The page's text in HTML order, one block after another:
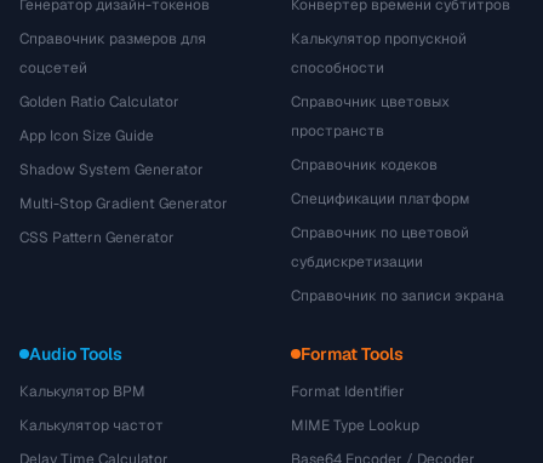
Генератор дизайн-токенов
Справочник размеров для
соцсетей
Golden Ratio Calculator
App Icon Size Guide
Shadow System Generator
Multi-Stop Gradient Generator
CSS Pattern Generator
Конвертер времени субтитров
Калькулятор пропускной
способности
Справочник цветовых
пространств
Справочник кодеков
Спецификации платформ
Справочник по цветовой
субдискретизации
Справочник по записи экрана
Audio Tools
Калькулятор BPM
Калькулятор частот
Format Tools
Format Identifier
MIME Type Lookup